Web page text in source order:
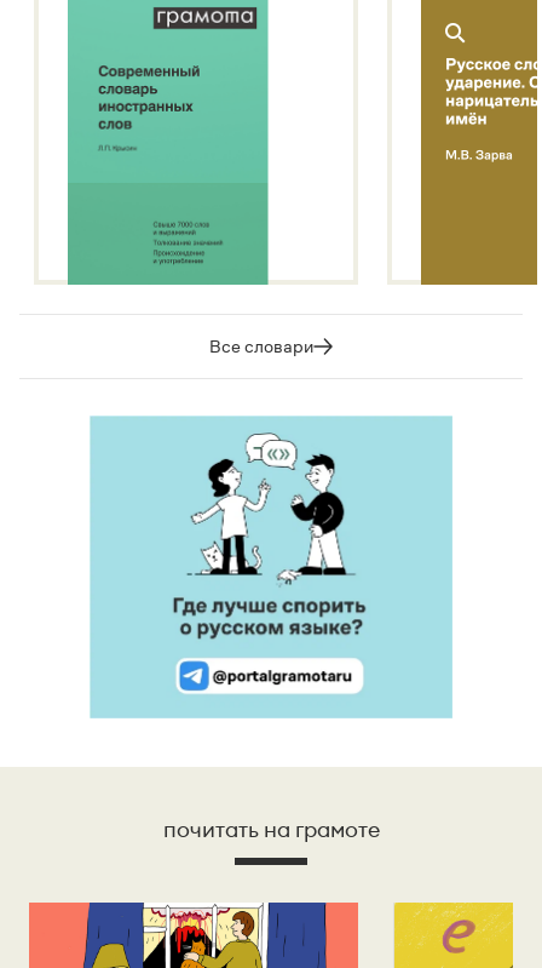
Все словари
почитать на грамоте